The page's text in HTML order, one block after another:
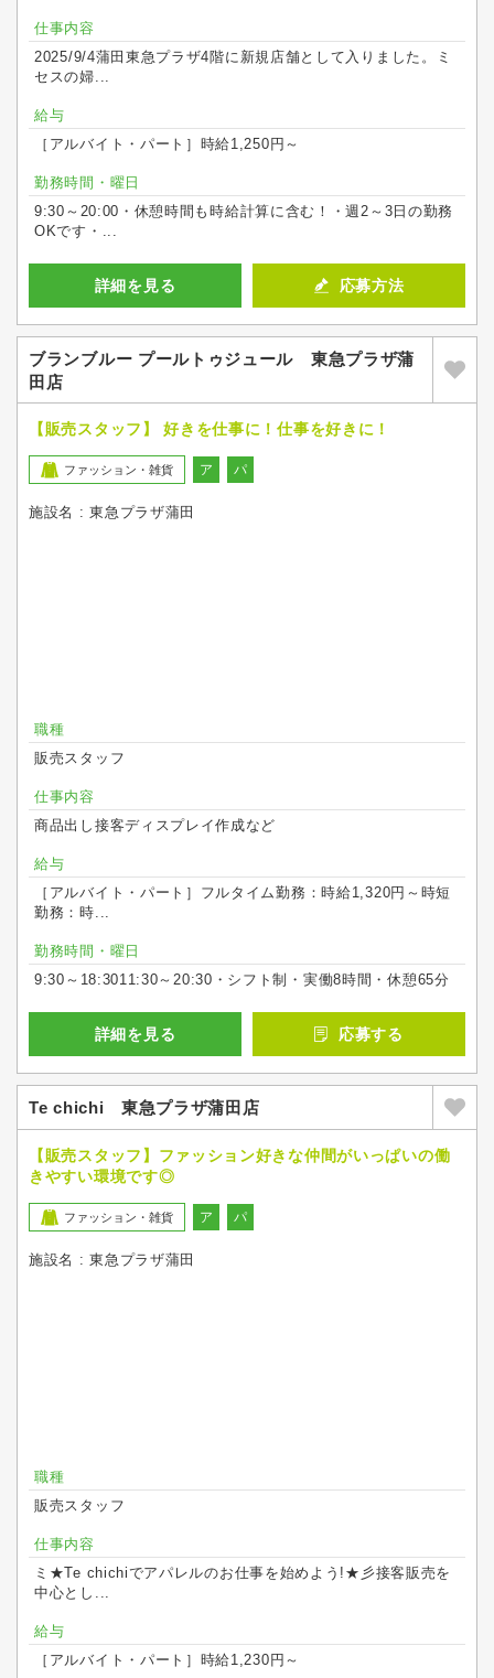
仕事内容
2025/9/4蒲田東急プラザ4階に新規店舗として入りました。ミ
セスの婦...
給与
［アルバイト・パート］時給1,250円～
勤務時間・曜日
9:30～20:00・休憩時間も時給計算に含む！・週2～3日の勤務
OKです・...
詳細を見る 応募方法
ブランブルー プールトゥジュール 東急プラザ蒲
田店
【販売スタッフ】 好きを仕事に！仕事を好きに！
ファッション・雑貨 ア パ
施設名 : 東急プラザ蒲田
職種
販売スタッフ
仕事内容
商品出し接客ディスプレイ作成など
給与
［アルバイト・パート］フルタイム勤務：時給1,320円～時短
勤務：時...
勤務時間・曜日
9:30～18:3011:30～20:30・シフト制・実働8時間・休憩65分
詳細を見る 応募する
Te chichi 東急プラザ蒲田店
【販売スタッフ】ファッション好きな仲間がいっぱいの働
きやすい環境です◎
ファッション・雑貨 ア パ
施設名 : 東急プラザ蒲田
職種
販売スタッフ
仕事内容
ミ★Te chichiでアパレルのお仕事を始めよう!★彡接客販売を
中心とし...
給与
［アルバイト・パート］時給1,230円～